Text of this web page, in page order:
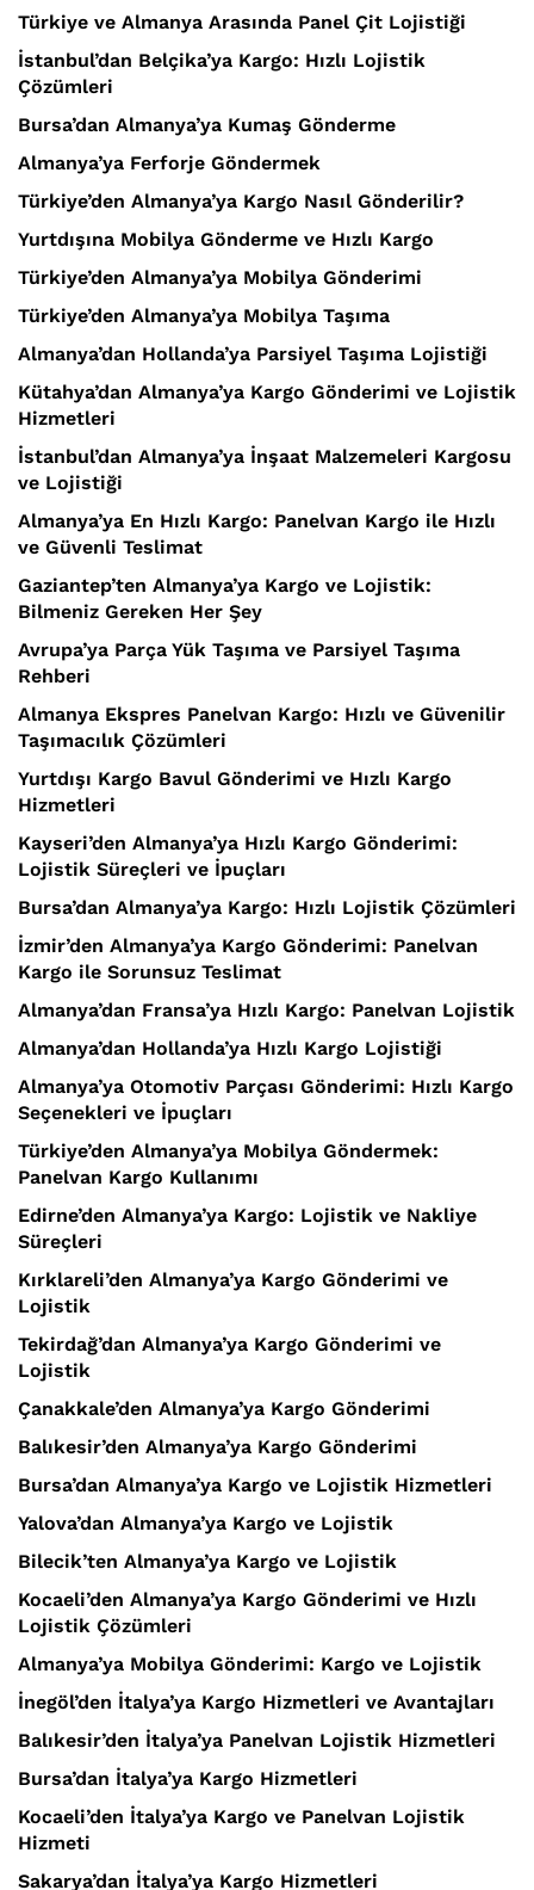
Türkiye ve Almanya Arasında Panel Çit Lojistiği
İstanbul’dan Belçika’ya Kargo: Hızlı Lojistik
Çözümleri
Bursa’dan Almanya’ya Kumaş Gönderme
Almanya’ya Ferforje Göndermek
Türkiye’den Almanya’ya Kargo Nasıl Gönderilir?
Yurtdışına Mobilya Gönderme ve Hızlı Kargo
Türkiye’den Almanya’ya Mobilya Gönderimi
Türkiye’den Almanya’ya Mobilya Taşıma
Almanya’dan Hollanda’ya Parsiyel Taşıma Lojistiği
Kütahya’dan Almanya’ya Kargo Gönderimi ve Lojistik
Hizmetleri
İstanbul’dan Almanya’ya İnşaat Malzemeleri Kargosu
ve Lojistiği
Almanya’ya En Hızlı Kargo: Panelvan Kargo ile Hızlı
ve Güvenli Teslimat
Gaziantep’ten Almanya’ya Kargo ve Lojistik:
Bilmeniz Gereken Her Şey
Avrupa’ya Parça Yük Taşıma ve Parsiyel Taşıma
Rehberi
Almanya Ekspres Panelvan Kargo: Hızlı ve Güvenilir
Taşımacılık Çözümleri
Yurtdışı Kargo Bavul Gönderimi ve Hızlı Kargo
Hizmetleri
Kayseri’den Almanya’ya Hızlı Kargo Gönderimi:
Lojistik Süreçleri ve İpuçları
Bursa’dan Almanya’ya Kargo: Hızlı Lojistik Çözümleri
İzmir’den Almanya’ya Kargo Gönderimi: Panelvan
Kargo ile Sorunsuz Teslimat
Almanya’dan Fransa’ya Hızlı Kargo: Panelvan Lojistik
Almanya’dan Hollanda’ya Hızlı Kargo Lojistiği
Almanya’ya Otomotiv Parçası Gönderimi: Hızlı Kargo
Seçenekleri ve İpuçları
Türkiye’den Almanya’ya Mobilya Göndermek:
Panelvan Kargo Kullanımı
Edirne’den Almanya’ya Kargo: Lojistik ve Nakliye
Süreçleri
Kırklareli’den Almanya’ya Kargo Gönderimi ve
Lojistik
Tekirdağ’dan Almanya’ya Kargo Gönderimi ve
Lojistik
Çanakkale’den Almanya’ya Kargo Gönderimi
Balıkesir’den Almanya’ya Kargo Gönderimi
Bursa’dan Almanya’ya Kargo ve Lojistik Hizmetleri
Yalova’dan Almanya’ya Kargo ve Lojistik
Bilecik’ten Almanya’ya Kargo ve Lojistik
Kocaeli’den Almanya’ya Kargo Gönderimi ve Hızlı
Lojistik Çözümleri
Almanya’ya Mobilya Gönderimi: Kargo ve Lojistik
İnegöl’den İtalya’ya Kargo Hizmetleri ve Avantajları
Balıkesir’den İtalya’ya Panelvan Lojistik Hizmetleri
Bursa’dan İtalya’ya Kargo Hizmetleri
Kocaeli’den İtalya’ya Kargo ve Panelvan Lojistik
Hizmeti
Sakarya’dan İtalya’ya Kargo Hizmetleri